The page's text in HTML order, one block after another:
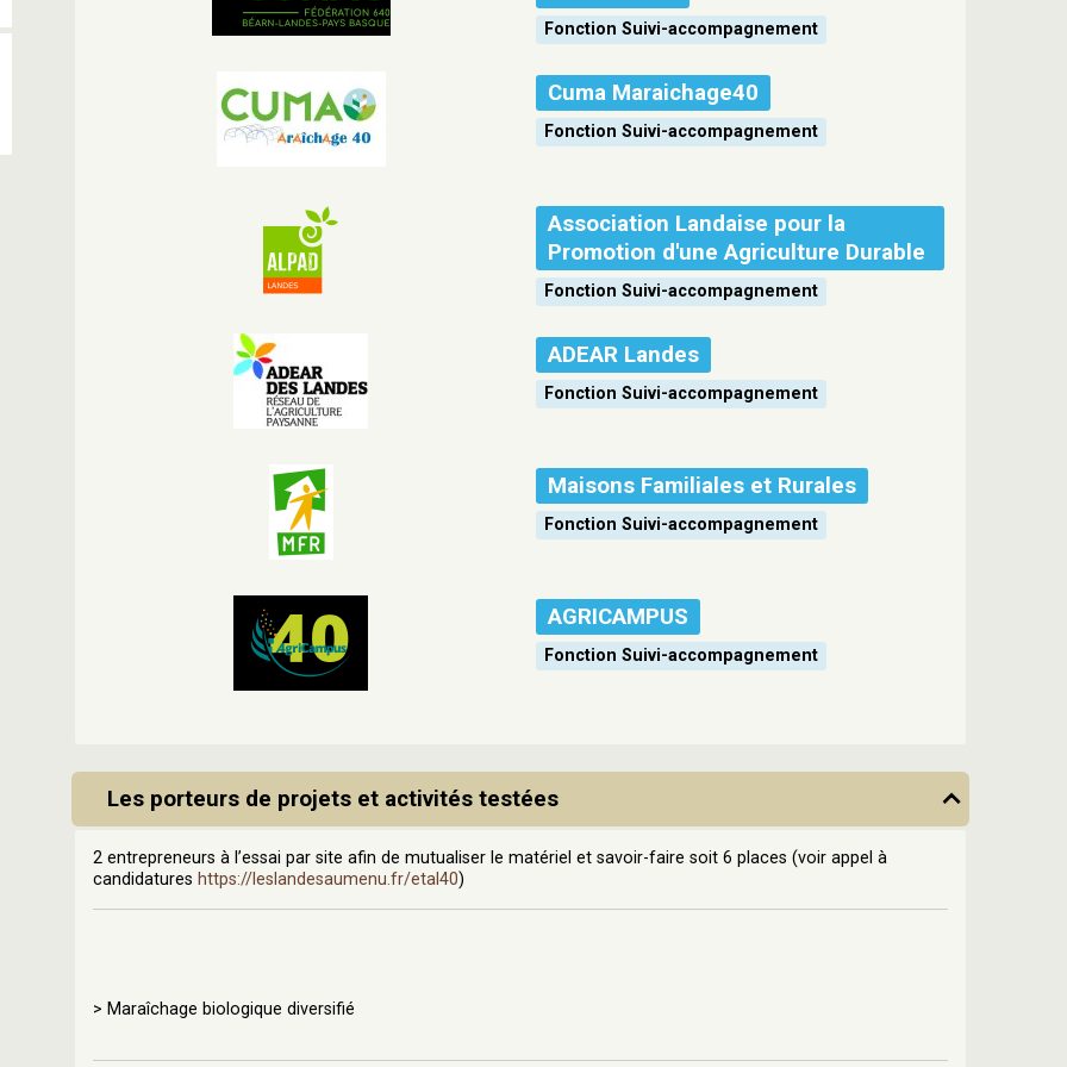
Fonction Suivi-accompagnement
Cuma Maraichage40
Fonction Suivi-accompagnement
Association Landaise pour la
Promotion d'une Agriculture Durable
Fonction Suivi-accompagnement
ADEAR Landes
Fonction Suivi-accompagnement
Maisons Familiales et Rurales
Fonction Suivi-accompagnement
AGRICAMPUS
Fonction Suivi-accompagnement
Les porteurs de projets et activités testées
2 entrepreneurs à l’essai par site afin de mutualiser le matériel et savoir-faire soit 6 places (voir appel à
candidatures https://leslandesaumenu.fr/etal40)
> Maraîchage biologique diversifié